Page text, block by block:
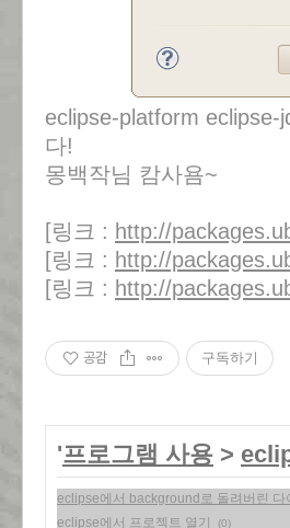
eclipse-platform
다!
몽백작님 캄사욤~
[링크 : http://
[링크 : http://
[링크 : http://
공감 구독하기
'프로그램 사용 >
eclipse에서 background로 돌려버린 다
eclipse에서 프로젝트 열기 (0)